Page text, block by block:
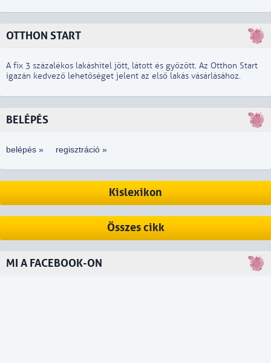
OTTHON START
A fix 3 százalékos lakáshitel jött, látott és győzött. Az Otthon Start
igazán kedvező lehetőséget jelent az első lakás vásárlásához.
BELÉPÉS
belépés » regisztráció »
Kislexikon
Összes cikk
MI A FACEBOOK-ON